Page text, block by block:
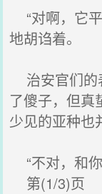
“对啊，它
地胡诌着。
治安官们的
了傻子，但真
少见的亚种也
“不对，和
第(1/3)页